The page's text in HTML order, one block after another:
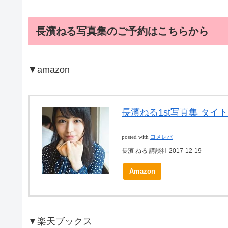
長濱ねる写真集のご予約はこちらから
▼amazon
長濱ねる1st写真集 タイ
posted with ヨメレバ
長濱 ねる 講談社 2017-12-19
Amazon
▼楽天ブックス